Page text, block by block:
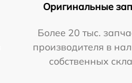
Оригинальные
Более 20 тыс.
производителя в
собственных